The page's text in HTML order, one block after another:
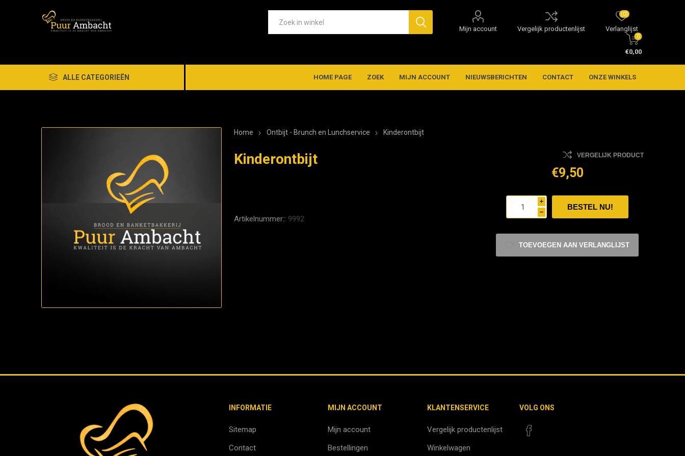
Mijn account Vergelijk productenlijst Verlanglijst
(0)
0
€0,00
ALLE CATEGORIEËN HOME PAGE ZOEK MIJN ACCOUNT NIEUWSBERICHTEN CONTACT ONZE WINKELS
Home Ontbijt - Brunch en Lunchservice Kinderontbijt
Kinderontbijt VERGELIJK PRODUCT
Artikelnummer:: 9992
€9,50
i
h
TOEVOEGEN AAN VERLANGLIJST
INFORMATIE
Sitemap
Contact
MIJN ACCOUNT
Mijn account
Bestellingen
KLANTENSERVICE
Vergelijk productenlijst
Winkelwagen
VOLG ONS